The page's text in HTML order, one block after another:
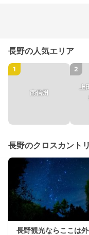
長野の人気エリア
1
南信州
2
上
長野のクロスカント
長野観光ならここは